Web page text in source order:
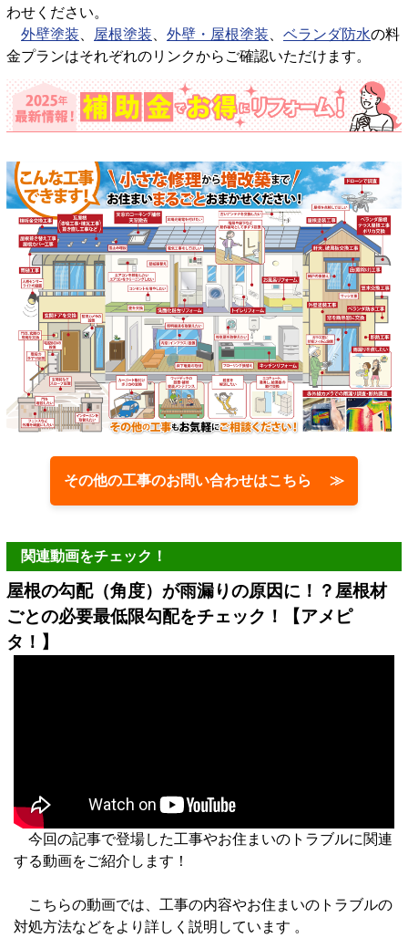
わせください。
外壁塗装
屋根塗装 外壁・屋根塗装 ベランダ防水の料
金プランはそれぞれのリンクからご確認いただけます。
その他の工事のお問い合わせはこちら ≫
関連動画をチェック！
屋根の勾配（角度）が雨漏りの原因に！？屋根材
ごとの必要最低限勾配をチェック！【アメピ
タ！】
今回の記事で登場した工事やお住まいのトラブルに関連
する動画をご紹介します！
こちらの動画では、工事の内容やお住まいのトラブルの
対処方法などをより詳しく説明しています 。